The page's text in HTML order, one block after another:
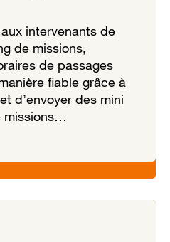
intervenants de
de missions,
de passages
fiable grâce à
d’envoyer des mini
missions…